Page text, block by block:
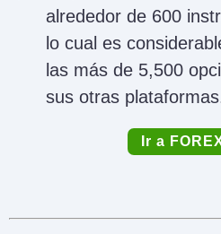
alrededor de 600
lo cual es
las más de 5,500
sus otras
Ir a